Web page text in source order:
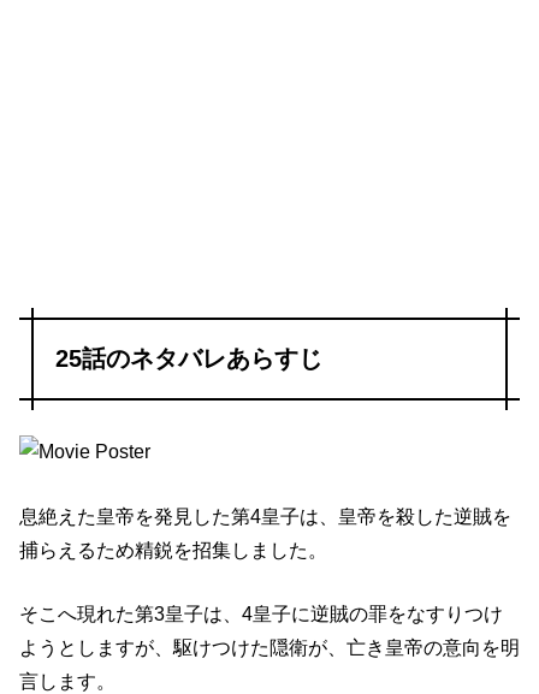
25話のネタバレあらすじ
息絶えた皇帝を発見した第4皇子は、皇帝を殺した逆賊を
捕らえるため精鋭を招集しました。
そこへ現れた第3皇子は、4皇子に逆賊の罪をなすりつけ
ようとしますが、駆けつけた隠衛が、亡き皇帝の意向を明
言します。